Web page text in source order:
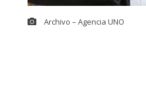
Archivo – Agencia UNO